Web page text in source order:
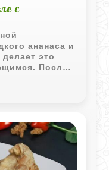
с
ананаса и
это
После
а